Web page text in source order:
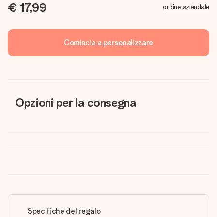
€ 17,99 ordine aziendale
Comincia a personalizzare
Opzioni per la consegna
Specifiche del regalo